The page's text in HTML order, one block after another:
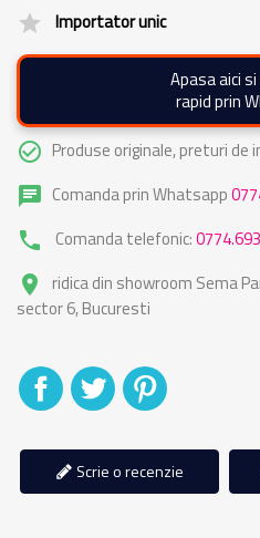
grade Importator unic
Apasa aici
rapid prin
check_circle_outline Produse originale, preturi
chat Comanda prin Whatsapp
phone Comanda telefonic:
place
ridica din showroom Sema
sector 6, Bucuresti
DistribuitiTweet
Scrie o recenzie